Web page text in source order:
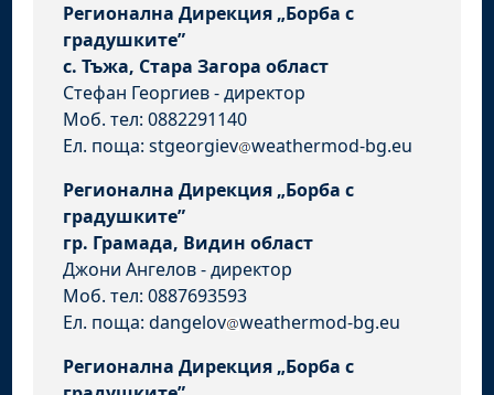
Регионална Дирекция „Борба с
градушките”
с. Тъжа, Стара Загора област
Стефан Георгиев - директор
Моб. тел: 0882291140
Ел. поща: stgeorgiev weathermod-bg.eu
Регионална Дирекция „Борба с
градушките”
гр. Грамада, Видин област
Джони Ангелов - директор
Моб. тел: 0887693593
Ел. поща: dangelov weathermod-bg.eu
Регионална Дирекция „Борба с